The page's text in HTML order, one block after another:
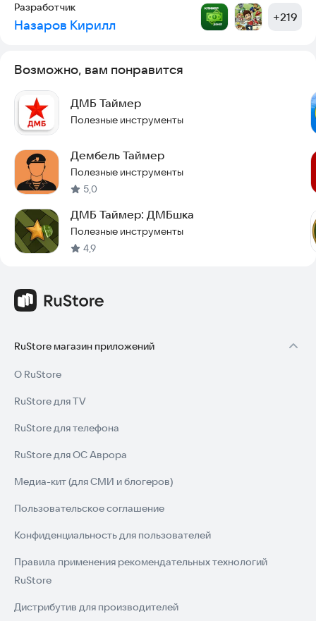
Разработчик
Назаров Кирилл +219
Возможно, вам понравится
ДМБ Таймер
Полезные инструменты
Дембель Таймер
Полезные инструменты
5,0
ДМБ Таймер: ДМБшка
Полезные инструменты
4,9
RuStore магазин приложений
О RuStore
RuStore для TV
RuStore для телефона
RuStore для ОС Аврора
Медиа-кит (для СМИ и блогеров)
Пользовательское соглашение
Конфиденциальность для пользователей
Правила применения рекомендательных технологий
RuStore
Дистрибутив для производителей